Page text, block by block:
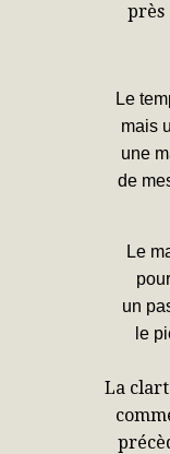
près
Le
mais
une
de
Le
un
le
La